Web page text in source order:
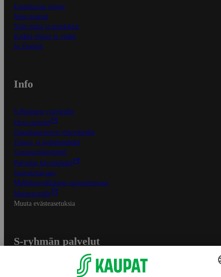
Ensitilaajan ohjeet
Näin maksat
Näin tilaat ja muokkaat
Kaikki ohjeet ja vinkit
In English
Info
S-Business yrityksille
Oiva-raportit
Osuuskauppojen yhteystiedot
Tilaus- ja toimitusehdot
Tietosuojakäytäntö
Palvelun käyttöehdot
Saavutettavuus
Mobiilisovelluksen saavutettavuus
Mainostajalle
Muuta evästeasetuksia
S-ryhmän palvelut